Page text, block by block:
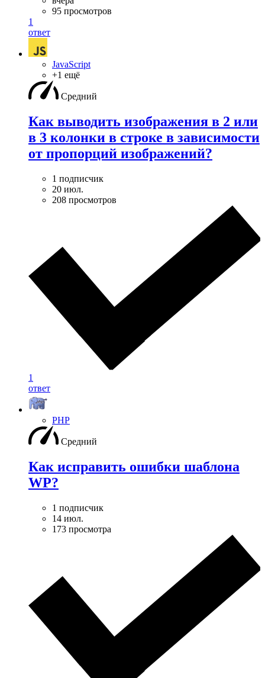
95 просмотров
1
ответ
JavaScript
+1 ещё
Средний
Как выводить изображения в 2 или
в 3 колонки в строке в зависимости
от пропорций изображений?
1 подписчик
20 июл.
208 просмотров
1
ответ
PHP
Средний
Как исправить ошибки шаблона
WP?
1 подписчик
14 июл.
173 просмотра